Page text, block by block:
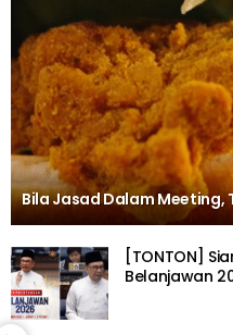
Bila Jasad Dalam Meeting,
[TONTON]
Belanjawan